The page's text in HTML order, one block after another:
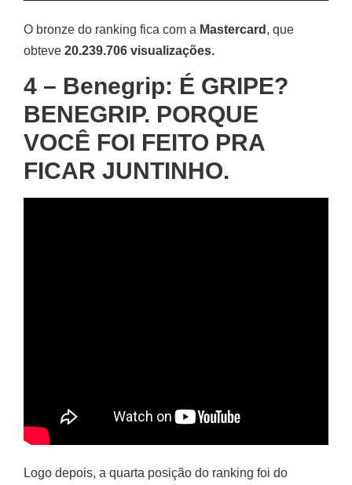
O bronze do ranking fica com a Mastercard , que
obteve 20.239.706 visualizações.
4 – Benegrip: É GRIPE?
BENEGRIP. PORQUE
VOCÊ FOI FEITO PRA
FICAR JUNTINHO.
Logo depois, a quarta posição do ranking foi do